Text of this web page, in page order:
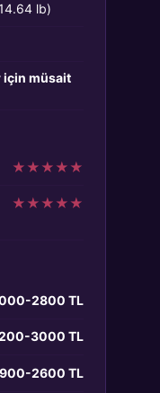
lb)
için müsait
★ ★ ★ ★ ★
★ ★ ★ ★ ★
2800 TL
3000 TL
2600 TL